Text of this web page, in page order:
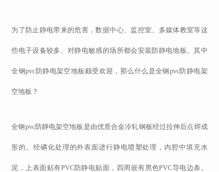
为了防止静电带来的危害，数据中心、监控室、多媒体教室等这
些电子设备较多、对静电敏感的场所都会安装防静电地板。其中
全钢pvc防静电架空地板颇受欢迎，那么什么是全钢pvc防静电架
空地板？
全钢 pvc防静电架空地板 是由优质合金冷轧钢板经过拉伸后点焊成
形的。经磷化处理的外表面进行静电喷塑处理，内腔中填充水
泥，上表面贴有PVC防静电贴面 ，四周嵌有黑色PVC导电边条。